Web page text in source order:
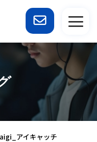
アイキャッチ